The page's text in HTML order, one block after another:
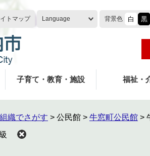
トマップ Language 背景色 白 黒
子育て・教育・施設 福祉・
組織でさがす > 公民館 > 牛窓町公民館 >